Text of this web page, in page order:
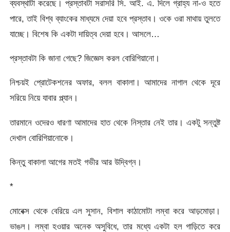
ব্যবস্থাটা করেছে। প্রস্তাবটা সরাসরি সি. আই. এ. দিলে গ্রাহ্য না-ও হতে
পারে, তাই বিশ্ব ব্যাংকের মাধ্যমে দেয়া হবে প্রস্তাব। ওকে ওরা মাথায় তুলতে
যাচ্ছে। বিশেষ কি একটা দায়িত্ব দেয়া হবে। আসলে…
প্রস্তাবটা কি জানা গেছে? জিজ্ঞেস করল বোরিগিয়ানো।
নিশ্চয়ই প্রোটেকশনের অফার, বলল বাকালা। আমাদের নাগাল থেকে দূরে
সরিয়ে নিয়ে যাবার প্ল্যান।
তারমানে ওদেরও ধারণা আমাদের হাত থেকে নিস্তার নেই তার। একটু সন্তুষ্ট
দেখাল বোরিগিয়ানোকে।
কিন্তু বাকালা আগের মতই গভীর আর উদ্বিগ্ন।
*
মোবেক্স থেকে বেরিয়ে এল সুসান, বিশাল কাঠামোটা লম্বা করে আড়মোড়া।
ভাঙল। লম্বা হওয়ার অনেক অসুবিধে, তার মধ্যে একটা হল গাড়িতে করে